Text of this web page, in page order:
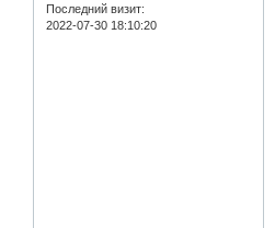
Последний визит:
2022-07-30 18:10:20